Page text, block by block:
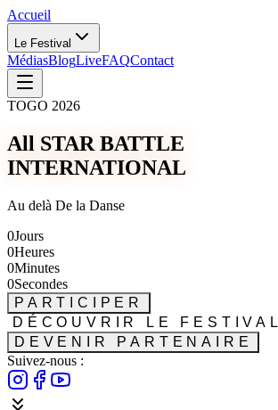
Accueil
Le Festival
MédiasBlogLiveFAQContact
TOGO 2026
All STAR BATTLE
INTERNATIONAL
Au delà De la Danse
0Jours
0Heures
0Minutes
0Secondes
PARTICIPER
DÉCOUVRIR LE FESTIVAL
DEVENIR PARTENAIRE
Suivez-nous :